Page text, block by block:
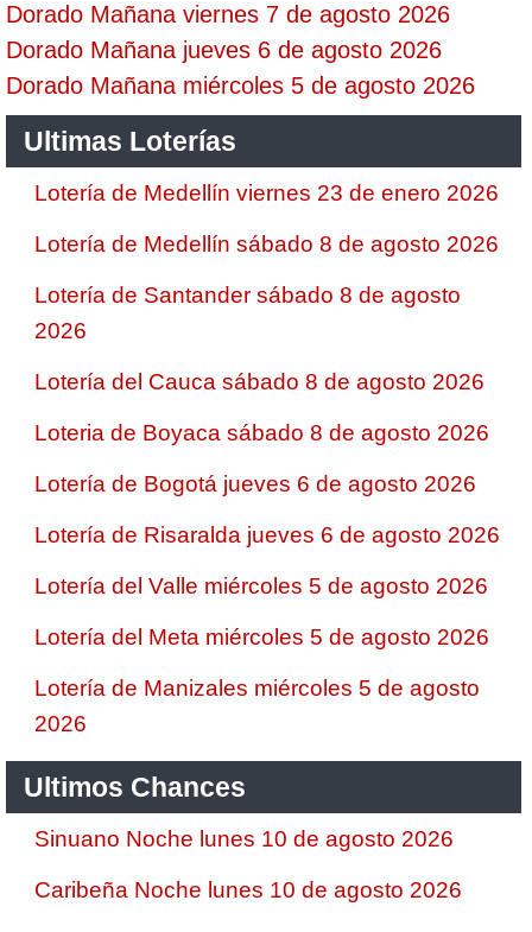
Dorado Mañana viernes 7 de agosto 2026
Dorado Mañana jueves 6 de agosto 2026
Dorado Mañana miércoles 5 de agosto 2026
Ultimas Loterías
Lotería de Medellín viernes 23 de enero 2026
Lotería de Medellín sábado 8 de agosto 2026
Lotería de Santander sábado 8 de agosto
2026
Lotería del Cauca sábado 8 de agosto 2026
Loteria de Boyaca sábado 8 de agosto 2026
Lotería de Bogotá jueves 6 de agosto 2026
Lotería de Risaralda jueves 6 de agosto 2026
Lotería del Valle miércoles 5 de agosto 2026
Lotería del Meta miércoles 5 de agosto 2026
Lotería de Manizales miércoles 5 de agosto
2026
Ultimos Chances
Sinuano Noche lunes 10 de agosto 2026
Caribeña Noche lunes 10 de agosto 2026